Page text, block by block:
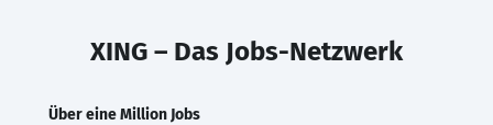
XING – Das Jobs-Netzwerk
Über eine Million Jobs